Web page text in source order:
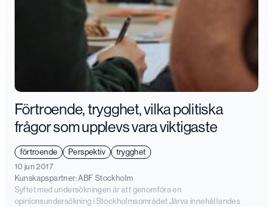
Förtroende, trygghet, vilka politiska
frågor som upplevs vara viktigaste
förtroende Perspektiv
trygghet
10 jun 2017
Kunskapspartner:ABF Stockholm
Syftet med undersökningen är att genomföra en
opinionsundersökning i Stockholmsområdet Järva innehållandes